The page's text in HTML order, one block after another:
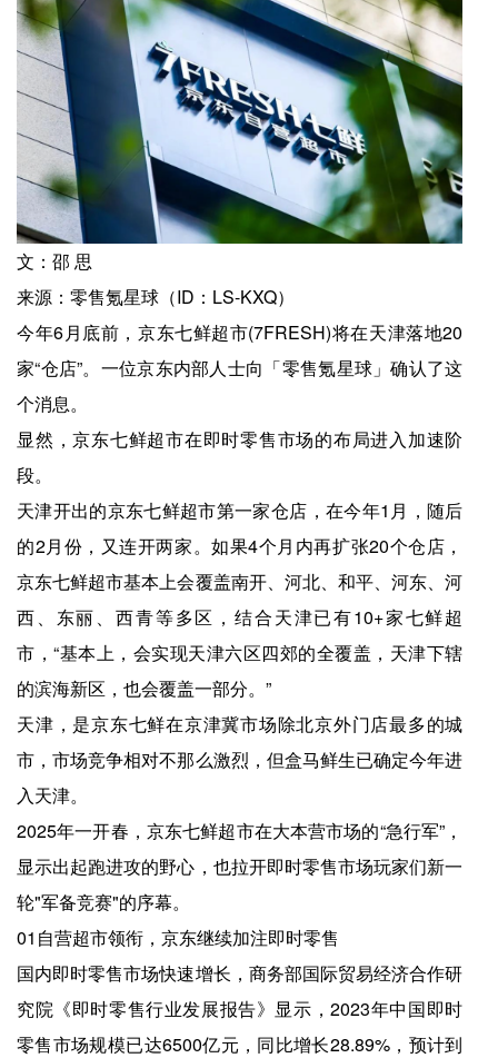
文：邵 思
来源：零售氪星球（ID：LS-KXQ）
今年6月底前，京东七鲜超市(7FRESH)将在天津落地20
家“仓店”。一位京东内部人士向「零售氪星球」确认了这
个消息。
显然，京东七鲜超市在即时零售市场的布局进入加速阶
段。
天津开出的京东七鲜超市第一家仓店，在今年1月，随后
的2月份，又连开两家。如果4个月内再扩张20个仓店，
京东七鲜超市基本上会覆盖南开、河北、和平、河东、河
西、东丽、西青等多区，结合天津已有10+家七鲜超
市，“基本上，会实现天津六区四郊的全覆盖，天津下辖
的滨海新区，也会覆盖一部分。”
天津，是京东七鲜在京津冀市场除北京外门店最多的城
市，市场竞争相对不那么激烈，但盒马鲜生已确定今年进
入天津。
2025年一开春，京东七鲜超市在大本营市场的“急行军”，
显示出起跑进攻的野心，也拉开即时零售市场玩家们新一
轮"军备竞赛"的序幕。
01自营超市领衔，京东继续加注即时零售
国内即时零售市场快速增长，商务部国际贸易经济合作研
究院《即时零售行业发展报告》显示，2023年中国即时
零售市场规模已达6500亿元，同比增长28.89%，预计到